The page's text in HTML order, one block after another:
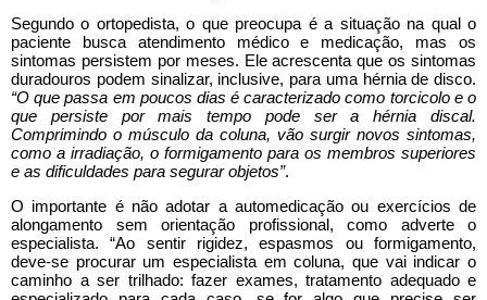
Segundo o ortopedista, o que preocupa é a situação na qual o
paciente busca atendimento médico e medicação, mas os
sintomas persistem por meses. Ele acrescenta que os sintomas
duradouros podem sinalizar, inclusive, para uma hérnia de disco.
“O que passa em poucos dias é caracterizado como torcicolo e o
que persiste por mais tempo pode ser a hérnia discal.
Comprimindo o músculo da coluna, vão surgir novos sintomas,
como a irradiação, o formigamento para os membros superiores
e as dificuldades para segurar objetos”.
O importante é não adotar a automedicação ou exercícios de
alongamento sem orientação profissional, como adverte o
especialista. “Ao sentir rigidez, espasmos ou formigamento,
deve-se procurar um especialista em coluna, que vai indicar o
caminho a ser trilhado: fazer exames, tratamento adequado e